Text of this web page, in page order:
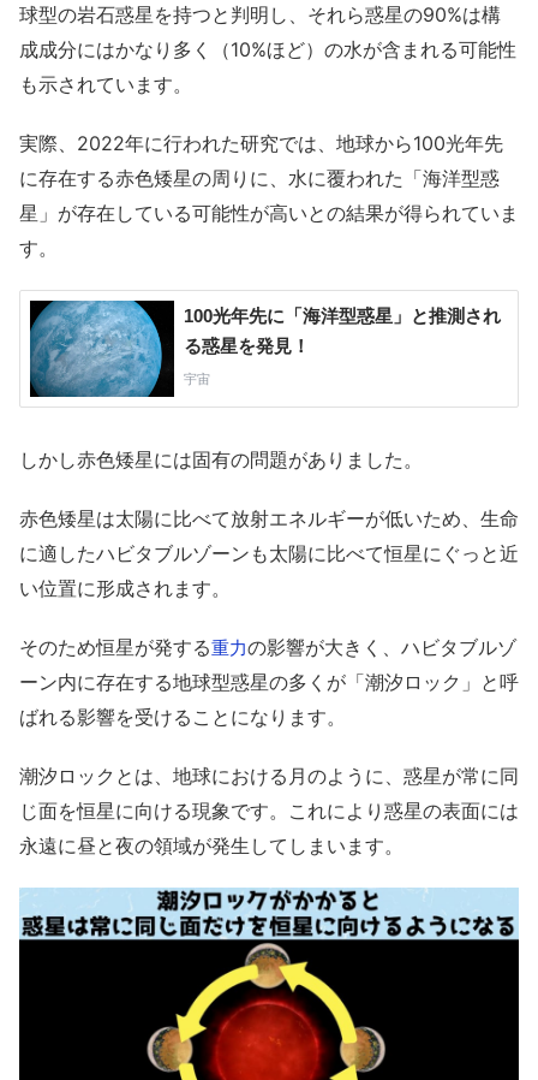
球型の岩石惑星を持つと判明し、それら惑星の90%は構
成成分にはかなり多く（10%ほど）の水が含まれる可能性
も示されています。
実際、2022年に行われた研究では、地球から100光年先
に存在する赤色矮星の周りに、水に覆われた「海洋型惑
星」が存在している可能性が高いとの結果が得られていま
す。
しかし赤色矮星には固有の問題がありました。
赤色矮星は太陽に比べて放射エネルギーが低いため、生命
に適したハビタブルゾーンも太陽に比べて恒星にぐっと近
い位置に形成されます。
そのため恒星が発する重力の影響が大きく、ハビタブルゾ
ーン内に存在する地球型惑星の多くが「潮汐ロック」と呼
ばれる影響を受けることになります。
潮汐ロックとは、地球における月のように、惑星が常に同
じ面を恒星に向ける現象です。これにより惑星の表面には
永遠に昼と夜の領域が発生してしまいます。